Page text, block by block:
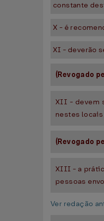
constante
X - é
XI - deverão
(Revogado
XII - devem
nestes locais
(Revogado
XIII - a
pessoas
Ver redação